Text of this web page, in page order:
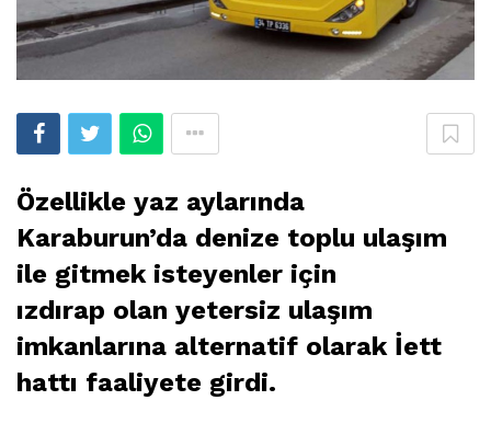
Özellikle yaz aylarında
Karaburun’da denize toplu ulaşım
ile gitmek isteyenler için
ızdırap olan yetersiz ulaşım
imkanlarına alternatif olarak İett
hattı faaliyete girdi.